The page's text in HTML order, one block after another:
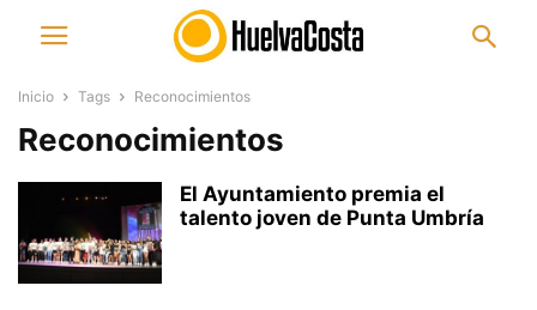
Inicio Tags Reconocimientos
Reconocimientos
El Ayuntamiento premia el
talento joven de Punta Umbría